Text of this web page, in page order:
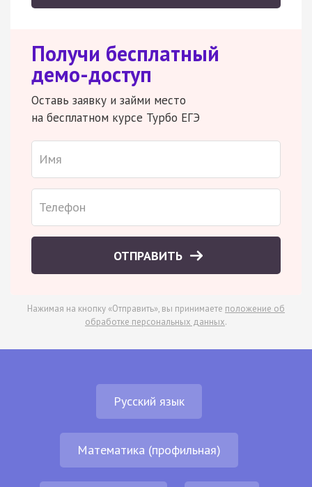
Получи бесплатный
демо-доступ
Оставь заявку и займи место
на бесплатном курсе Турбо ЕГЭ
ОТПРАВИТЬ
Нажимая на кнопку «Отправить», вы принимаете положение об
обработке персональных данных.
Русский язык
Математика (профильная)